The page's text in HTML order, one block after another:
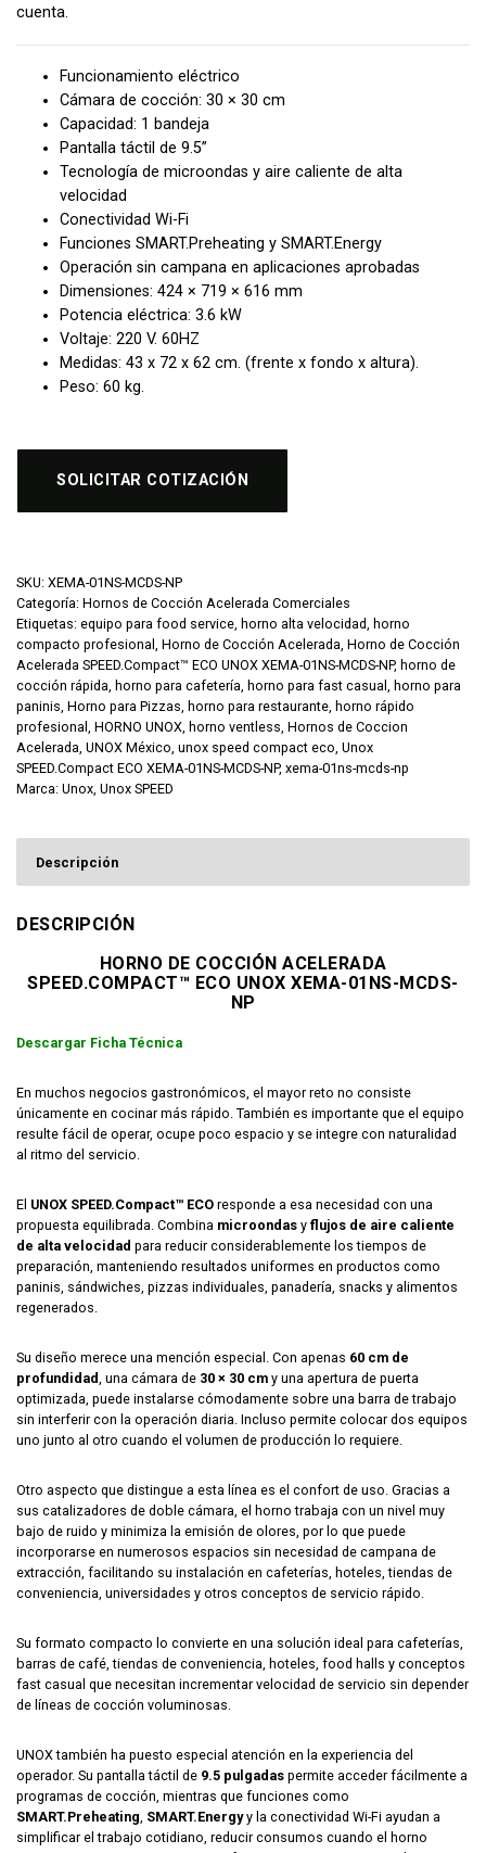
cuenta.
Funcionamiento eléctrico
Cámara de cocción: 30 × 30 cm
Capacidad: 1 bandeja
Pantalla táctil de 9.5”
Tecnología de microondas y aire caliente de alta
velocidad
Conectividad Wi-Fi
Funciones SMART.Preheating y SMART.Energy
Operación sin campana en aplicaciones aprobadas
Dimensiones: 424 × 719 × 616 mm
Potencia eléctrica: 3.6 kW
Voltaje: 220 V. 60HZ
Medidas: 43 x 72 x 62 cm. (frente x fondo x altura).
Peso: 60 kg.
SOLICITAR COTIZACIÓN
SKU: XEMA-01NS-MCDS-NP
Categoría: Hornos de Cocción Acelerada Comerciales
Etiquetas: equipo para food service, horno alta velocidad, horno
compacto profesional , Horno de Cocción Acelerada, Horno de Cocción
Acelerada SPEED.Compact™ ECO UNOX XEMA-01NS-MCDS-NP, horno de
cocción rápida, horno para cafetería, horno para fast casual , horno para
paninis, Horno para Pizzas, horno para restaurante, horno rápido
profesional , HORNO UNOX, horno ventless, Hornos de Coccion
Acelerada, UNOX México, unox speed compact eco, Unox
SPEED.Compact ECO XEMA-01NS-MCDS-NP, xema-01ns-mcds-np
Marca: Unox, Unox SPEED
Descripción
DESCRIPCIÓN
HORNO DE COCCIÓN ACELERADA
SPEED.COMPACT™ ECO UNOX XEMA-01NS-MCDS-
NP
Descargar Ficha Técnica
En muchos negocios gastronómicos, el mayor reto no consiste
únicamente en cocinar más rápido. También es importante que el equipo
resulte fácil de operar, ocupe poco espacio y se integre con naturalidad
al ritmo del servicio.
El UNOX SPEED.Compact™ ECO responde a esa necesidad con una
propuesta equilibrada. Combina microondas y flujos de aire caliente
de alta velocidad para reducir considerablemente los tiempos de
preparación, manteniendo resultados uniformes en productos como
paninis, sándwiches, pizzas individuales, panadería, snacks y alimentos
regenerados.
Su diseño merece una mención especial. Con apenas 60 cm de
profundidad, una cámara de 30 × 30 cm y una apertura de puerta
optimizada, puede instalarse cómodamente sobre una barra de trabajo
sin interferir con la operación diaria. Incluso permite colocar dos equipos
uno junto al otro cuando el volumen de producción lo requiere.
Otro aspecto que distingue a esta línea es el confort de uso. Gracias a
sus catalizadores de doble cámara, el horno trabaja con un nivel muy
bajo de ruido y minimiza la emisión de olores, por lo que puede
incorporarse en numerosos espacios sin necesidad de campana de
extracción, facilitando su instalación en cafeterías, hoteles, tiendas de
conveniencia, universidades y otros conceptos de servicio rápido.
Su formato compacto lo convierte en una solución ideal para cafeterías,
barras de café, tiendas de conveniencia, hoteles, food halls y conceptos
fast casual que necesitan incrementar velocidad de servicio sin depender
de líneas de cocción voluminosas.
UNOX también ha puesto especial atención en la experiencia del
operador. Su pantalla táctil de 9.5 pulgadas permite acceder fácilmente a
programas de cocción, mientras que funciones como
SMART.Preheating, SMART.Energyy la conectividad Wi-Fi ayudan a
simplificar el trabajo cotidiano, reducir consumos cuando el horno